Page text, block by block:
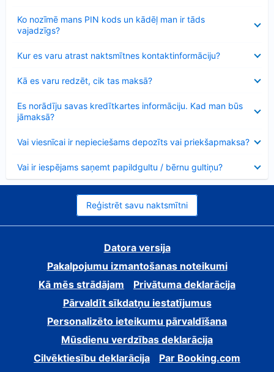
Ko nozīmē mans PIN kods un kādēļ man ir tāds
vajadzīgs?
Kur es varu atrast naktsmītnes kontaktinformāciju?
Kā es varu redzēt, cik tas maksā?
Es norādīju savas kredītkartes informāciju. Kad man būs
jāmaksā?
Vai viesnīcai ir nepieciešams depozīts vai priekšapmaksa?
Vai ir iespējams saņemt papildgultu / bērnu gultiņu?
Reģistrēt savu naktsmītni
Datora versija
Pakalpojumu izmantošanas noteikumi
Kā mēs strādājam
Privātuma deklarācija
Pārvaldīt sīkdatņu iestatījumus
Personalizēto ieteikumu pārvaldīšana
Mūsdienu verdzības deklarācija
Cilvēktiesību deklarācija
Par Booking.com